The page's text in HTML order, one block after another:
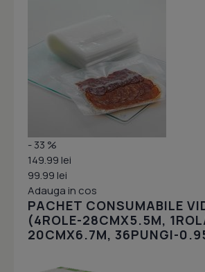
- 33 %
149.99 lei
99.99 lei
Adauga in cos
PACHET CONSUMABILE
(4ROLE-28CMX5.5M,
20CMX6.7M, 36PUNGI-